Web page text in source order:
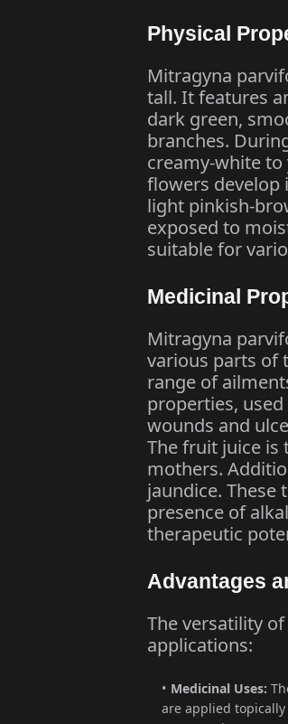
Physical
Mitragyna
tall. It features
dark green,
branches.
creamy-white
flowers develop
light pinkish-
exposed to
suitable for
Medicinal
Mitragyna
various parts of
range of
properties,
wounds and
The fruit juice is
mothers.
jaundice.
presence of
therapeutic
Advantages
The versatility
applications:​
Medicinal Uses:
are applied